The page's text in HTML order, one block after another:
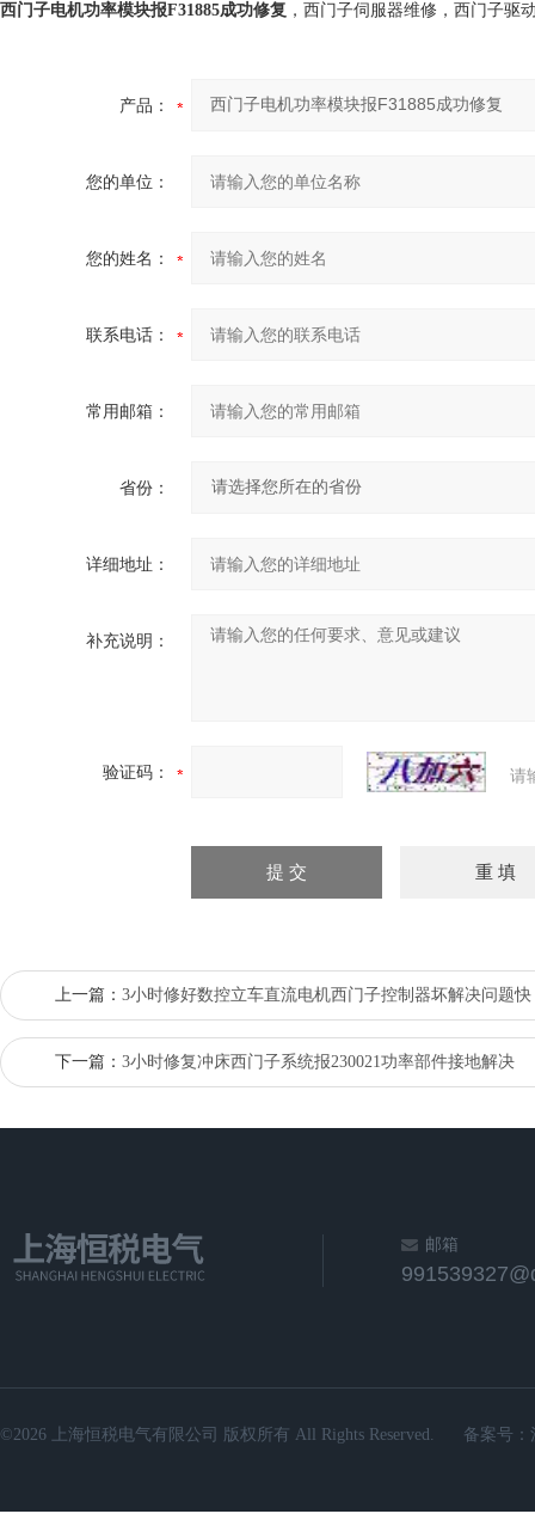
西门子电机功率模块报F31885成功修复 ，西门子伺服器维修，西门子驱
产品：
您的单位：
您的姓名：
联系电话：
常用邮箱：
省份：
详细地址：
补充说明：
验证码： 请
上一篇： 3小时修好数控立车直流电机西门子控制器坏解决问题快
下一篇： 3小时修复冲床西门子系统报230021功率部件接地解决
邮箱
©2026 上海恒税电气有限公司 版权所有 All Rights Reserved. 备案号：